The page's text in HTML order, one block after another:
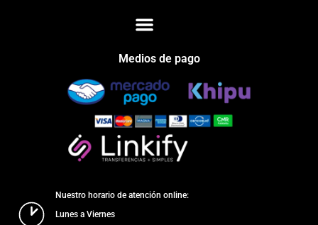
Medios de pago
Nuestro horario de atención online:
Lunes a Viernes